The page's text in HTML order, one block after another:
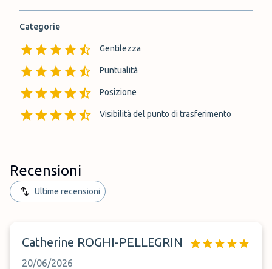
Categorie
Gentilezza
Puntualità
Posizione
Visibilità del punto di trasferimento
Recensioni
Ultime recensioni
Catherine ROGHI-PELLEGRIN
20/06/2026